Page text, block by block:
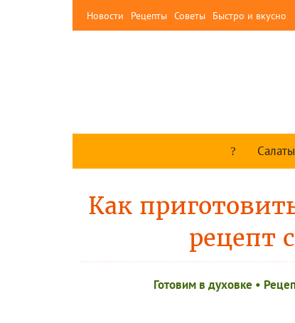
Новости Рецепты Советы Быстро и вкусно
Как
рецепт
Готовим в духовке •